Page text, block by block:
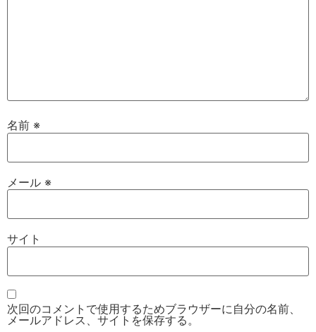
名前 ※
メール ※
サイト
次回のコメントで使用するためブラウザーに自分の名前、
メールアドレス、サイトを保存する。